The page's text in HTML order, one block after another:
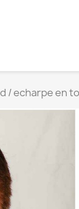
/ echarpe en